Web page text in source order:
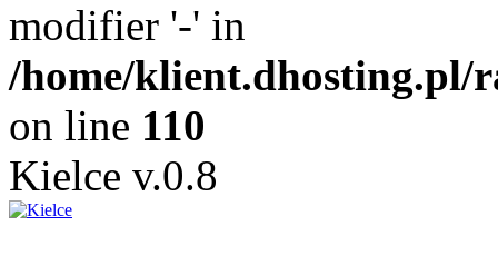
modifier '-' in
/home/klient.dhosting.pl/
on line 110
Kielce v.0.8